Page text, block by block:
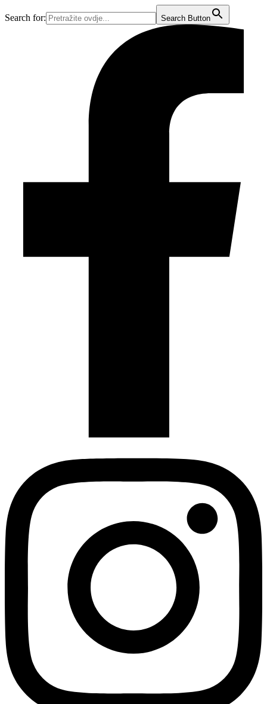
na
Search for: Search Button